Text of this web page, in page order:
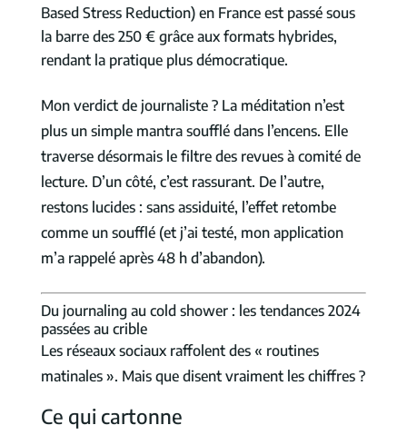
Based Stress Reduction) en France est passé sous
la barre des 250 € grâce aux formats hybrides,
rendant la pratique plus démocratique.
Mon verdict de journaliste ? La méditation n’est
plus un simple mantra soufflé dans l’encens. Elle
traverse désormais le filtre des revues à comité de
lecture. D’un côté, c’est rassurant. De l’autre,
restons lucides : sans assiduité, l’effet retombe
comme un soufflé (et j’ai testé, mon application
m’a rappelé après 48 h d’abandon).
Du journaling au cold shower : les tendances 2024
passées au crible
Les réseaux sociaux raffolent des « routines
matinales ». Mais que disent vraiment les chiffres ?
Ce qui cartonne